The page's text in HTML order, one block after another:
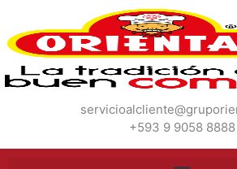
+593 9 9058 8888